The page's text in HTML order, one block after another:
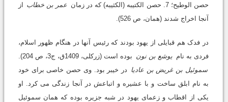
حصن الوطیح؛ 7. حصن الکتیبه (الکثیبه) که در زمان
عمر بن خطاب
از
آنجا اخراج شدند (همان، ص 526).
در فدک هم قبایلی از یهود بودند که رئیس آنها در هنگام ظهور اسلام،
فردی به نام یوشع بن نون بوده است (زرکلی، 1409ق، ج3، ص 204).
سموئیل بن غریض بن عادیا در خیبر بود. وی حصن خاصی برای خود
به نام ابلق ساخت و با عشیره و اتباعش در آنجا زندگی می کرد. او
یکی از اقطاب و زعمای یهود در شبه جزیره بوده که همان سموئیل